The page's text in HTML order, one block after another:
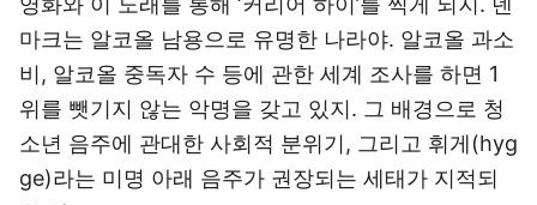
마크는 알코올 남용으로 유명한 나라야. 알코올 과소
비, 알코올 중독자 수 등에 관한 세계 조사를 하면 1
위를 뺏기지 않는 악명을 갖고 있지. 그 배경으로 청
소년 음주에 관대한 사회적 분위기, 그리고 휘게(hyg
ge)라는 미명 아래 음주가 권장되는 세태가 지적되